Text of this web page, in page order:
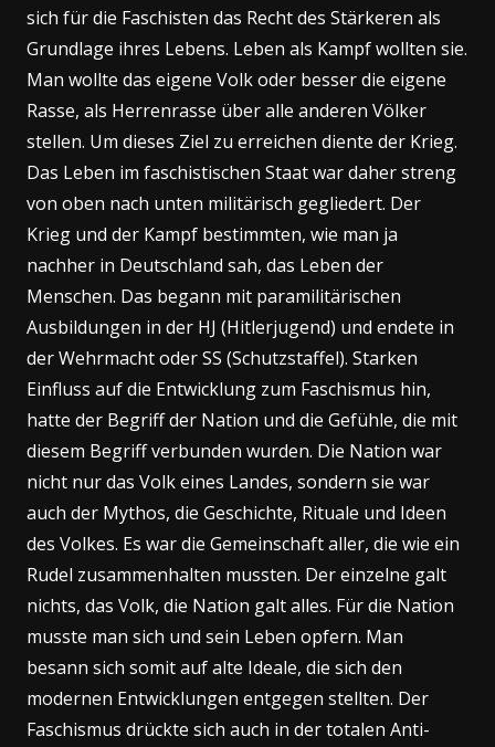
sich für die Faschisten das Recht des Stärkeren als
Grundlage ihres Lebens. Leben als Kampf wollten sie.
Man wollte das eigene Volk oder besser die eigene
Rasse, als Herrenrasse über alle anderen Völker
stellen. Um dieses Ziel zu erreichen diente der Krieg.
Das Leben im faschistischen Staat war daher streng
von oben nach unten militärisch gegliedert. Der
Krieg und der Kampf bestimmten, wie man ja
nachher in Deutschland sah, das Leben der
Menschen. Das begann mit paramilitärischen
Ausbildungen in der HJ (Hitlerjugend) und endete in
der Wehrmacht oder SS (Schutzstaffel). Starken
Einfluss auf die Entwicklung zum Faschismus hin,
hatte der Begriff der Nation und die Gefühle, die mit
diesem Begriff verbunden wurden. Die Nation war
nicht nur das Volk eines Landes, sondern sie war
auch der Mythos, die Geschichte, Rituale und Ideen
des Volkes. Es war die Gemeinschaft aller, die wie ein
Rudel zusammenhalten mussten. Der einzelne galt
nichts, das Volk, die Nation galt alles. Für die Nation
musste man sich und sein Leben opfern. Man
besann sich somit auf alte Ideale, die sich den
modernen Entwicklungen entgegen stellten. Der
Faschismus drückte sich auch in der totalen Anti-